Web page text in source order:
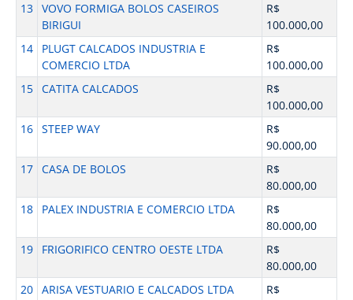
13 VOVO FORMIGA BOLOS CASEIROS
BIRIGUI
R$
100.000,00
14
PLUGT CALCADOS INDUSTRIA E
COMERCIO LTDA
R$
100.000,00
15 CATITA CALCADOS
R$
100.000,00
16 STEEP WAY
R$
90.000,00
17 CASA DE BOLOS
R$
80.000,00
18
PALEX INDUSTRIA E COMERCIO LTDA
R$
80.000,00
19
FRIGORIFICO CENTRO OESTE LTDA
R$
80.000,00
20 ARISA VESTUARIO E CALCADOS LTDA
R$